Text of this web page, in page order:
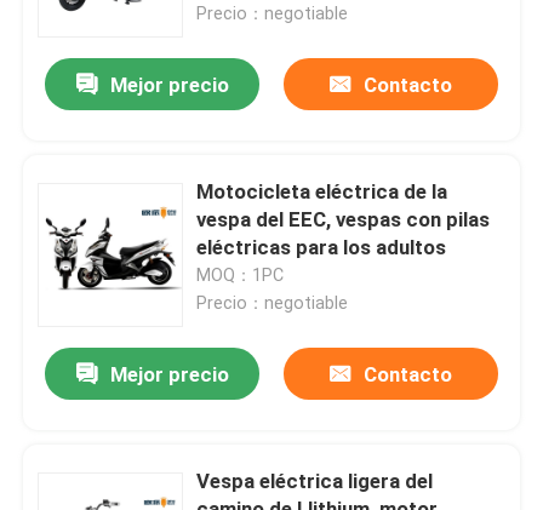
Control de calidad
Éntrenos en contacto con
Pida una cita
Vespa eléctrica del ciclomotor
Vespa eléctrica de la movilidad
Precio：negotiable
Mejor precio Contacto
Motocicleta eléctrica de la
vespa del EEC, vespas con pilas
eléctricas para los adultos
MOQ：1PC
Precio：negotiable
Mejor precio Contacto
Vespa eléctrica ligera del